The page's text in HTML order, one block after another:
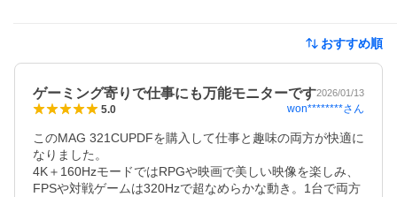
おすすめ順
ゲーミング寄りで仕事にも万能モニターです2026/01/13
5.0 won********さん
このMAG 321CUPDFを購入して仕事と趣味の両方が快適に
なりました。
4K＋160HzモードではRPGや映画で美しい映像を楽しみ、
FPSや対戦ゲームは320Hzで超なめらかな動き。1台で両方